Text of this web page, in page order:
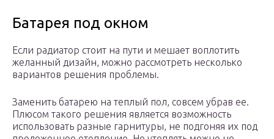
Батарея под окном
Если радиатор стоит на пути и мешает воплотить
желанный дизайн, можно рассмотреть несколько
вариантов решения проблемы.
Заменить батарею на теплый пол, совсем убрав ее.
Плюсом такого решения является возможность
использовать разные гарнитуры, не подгоняя их под